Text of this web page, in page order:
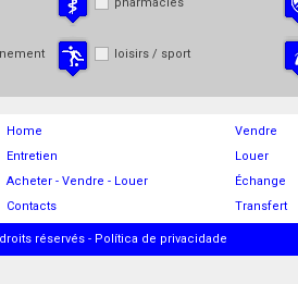
loisirs / sport
Home
Entretien
Acheter - Vendre - Louer
Contacts
Vendre
Louer
Échange
Transfert
réservés - Política de privacidade